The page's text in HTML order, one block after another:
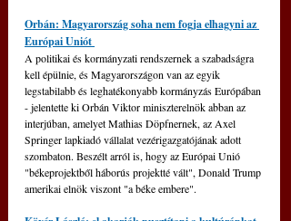
Orbán: Magyarország soha nem fogja elhagyni az
Európai Uniót
A politikai és kormányzati rendszernek a szabadságra
kell épülnie, és Magyarországon van az egyik
legstabilabb és leghatékonyabb kormányzás Európában
- jelentette ki Orbán Viktor miniszterelnök abban az
interjúban, amelyet Mathias Döpfnernek, az Axel
Springer lapkiadó vállalat vezérigazgatójának adott
szombaton. Beszélt arról is, hogy az Európai Unió
"békeprojektből háborús projektté vált", Donald Trump
amerikai elnök viszont "a béke embere".